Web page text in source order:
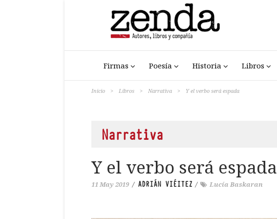
Firmas Poesía Historia Libros
Inicio > Libros > Narrativa > Y el verbo será espada
Narrativa
Y el verbo será espada
11 May 2019 / ADRIÁN VIÉITEZ / Lucía Baskaran